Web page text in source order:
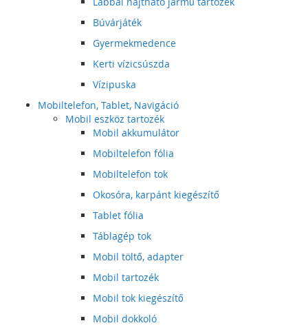
Búvárjáték
Gyermekmedence
Kerti vízicsúszda
Vízipuska
Mobiltelefon, Tablet, Navigáció
Mobil eszköz tartozék
Mobil akkumulátor
Mobiltelefon fólia
Mobiltelefon tok
Okosóra, karpánt kiegészítő
Tablet fólia
Táblagép tok
Mobil töltő, adapter
Mobil tartozék
Mobil tok kiegészítő
Mobil dokkoló